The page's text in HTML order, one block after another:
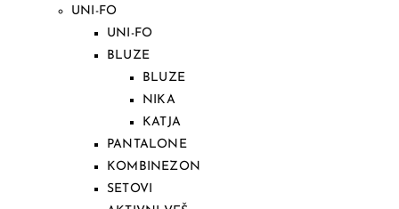
UNI-FO
UNI-FO
BLUZE
BLUZE
NIKA
KATJA
PANTALONE
KOMBINEZON
SETOVI